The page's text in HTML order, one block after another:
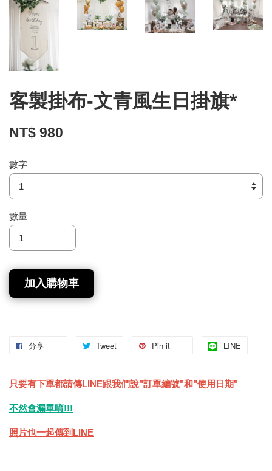
客製掛布-文青風生日掛旗*
NT$ 980
數字
數量
加入購物車
分享 Tweet Pin it LINE
只要有下單都請傳LINE跟我們說"訂單編號"和"使用日期"
不然會漏單唷!!!
照片也一起傳到LINE